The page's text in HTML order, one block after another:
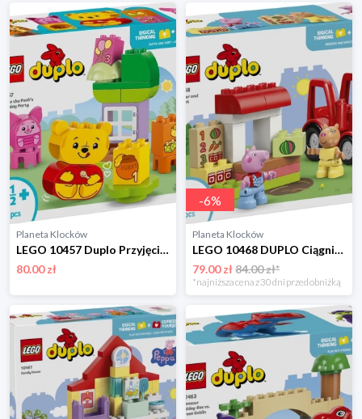
Planeta Klocków
LEGO 10457 Duplo Przyjęcie urodzinowe Kubusia Puchatka Lego
80.00 zł
-6%
Planeta Klocków
LEGO 10468 DUPLO Ciągnik i rynek Lego
79.00 zł84.00 zł*
*najniższa cena z 30 dni przed obniżką